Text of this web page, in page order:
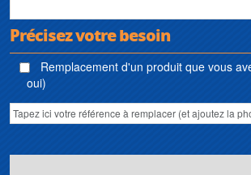
Précisez votre besoin
Remplacement d'un produit que vous
oui)